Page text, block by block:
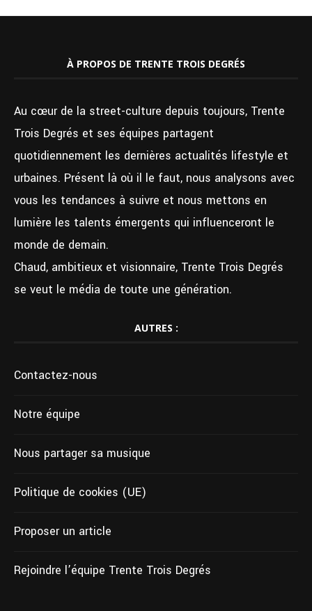
À PROPOS DE TRENTE TROIS DEGRÉS
Au cœur de la street-culture depuis toujours, Trente
Trois Degrés et ses équipes partagent
quotidiennement les dernières actualités lifestyle et
urbaines. Présent là où il le faut, nous analysons avec
vous les tendances à suivre et nous mettons en
lumière les talents émergents qui influenceront le
monde de demain.
Chaud, ambitieux et visionnaire, Trente Trois Degrés
se veut le média de toute une génération.
AUTRES :
Contactez-nous
Notre équipe
Nous partager sa musique
Politique de cookies (UE)
Proposer un article
Rejoindre l’équipe Trente Trois Degrés